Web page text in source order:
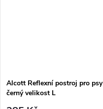
Alcott Reflexní postroj pro psy
černý velikost L